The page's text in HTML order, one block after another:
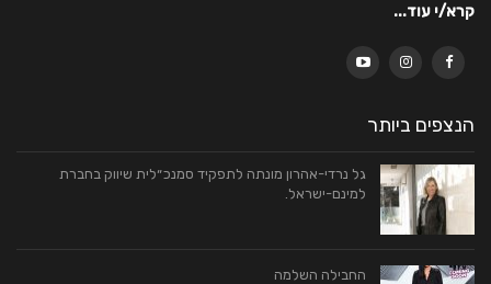
קרא/י עוד...
הנצפים ביותר
גל נרדי-אהרון מונתה לתפקיד סמנכ״לית שיווק בחברת
למינם-ישראל.
החבילה השלמה